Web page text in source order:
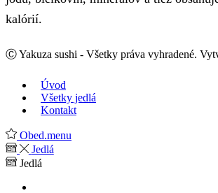
kalórií.
Ⓒ Yakuza sushi - Všetky práva vyhradené.
Úvod
Všetky jedlá
Kontakt
Obed.menu
Jedlá
Jedlá